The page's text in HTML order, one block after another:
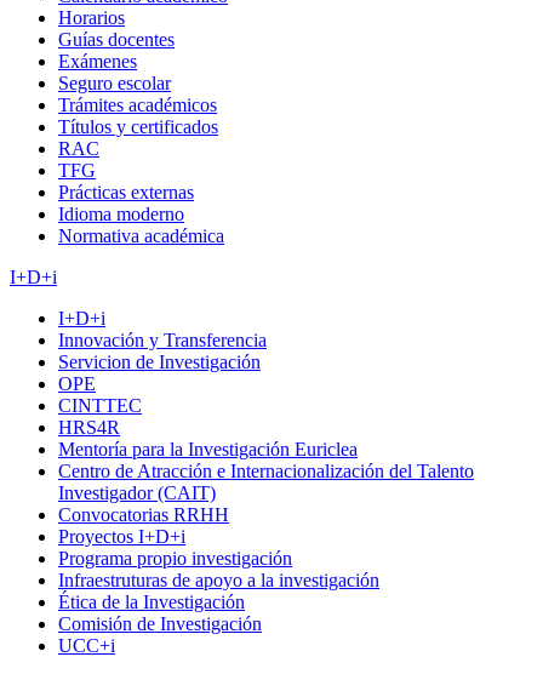
Horarios
Guías docentes
Exámenes
Seguro escolar
Trámites académicos
Títulos y certificados
RAC
TFG
Prácticas externas
Idioma moderno
Normativa académica
I+D+i
I+D+i
Innovación y Transferencia
Servicion de Investigación
OPE
CINTTEC
HRS4R
Mentoría para la Investigación Euriclea
Centro de Atracción e Internacionalización del Talento
Investigador (CAIT)
Convocatorias RRHH
Proyectos I+D+i
Programa propio investigación
Infraestruturas de apoyo a la investigación
Ética de la Investigación
Comisión de Investigación
UCC+i